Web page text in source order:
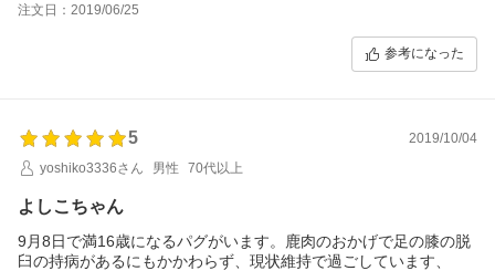
注文日：2019/06/25
参考になった
5
2019/10/04
yoshiko3336さん
男性 70代以上
よしこちゃん
9月8日で満16歳になるパグがいます。鹿肉のおかげで足の膝の脱
臼の持病があるにもかかわらず、現状維持で過ごしています、